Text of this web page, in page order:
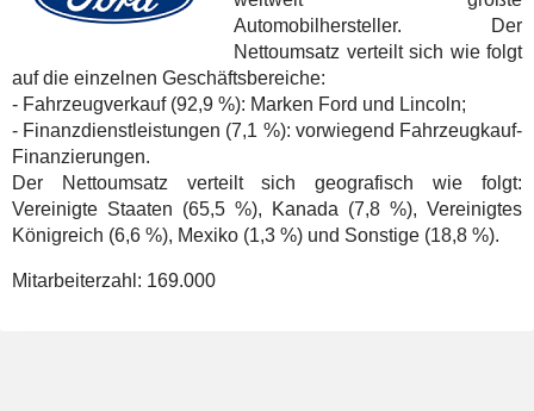
Automobilhersteller. Der
Nettoumsatz verteilt sich wie folgt
auf die einzelnen Geschäftsbereiche:
- Fahrzeugverkauf (92,9 %): Marken Ford und Lincoln;
- Finanzdienstleistungen (7,1 %): vorwiegend Fahrzeugkauf-
Finanzierungen.
Der Nettoumsatz verteilt sich geografisch wie folgt:
Vereinigte Staaten (65,5 %), Kanada (7,8 %), Vereinigtes
Königreich (6,6 %), Mexiko (1,3 %) und Sonstige (18,8 %).
Mitarbeiterzahl: 169.000